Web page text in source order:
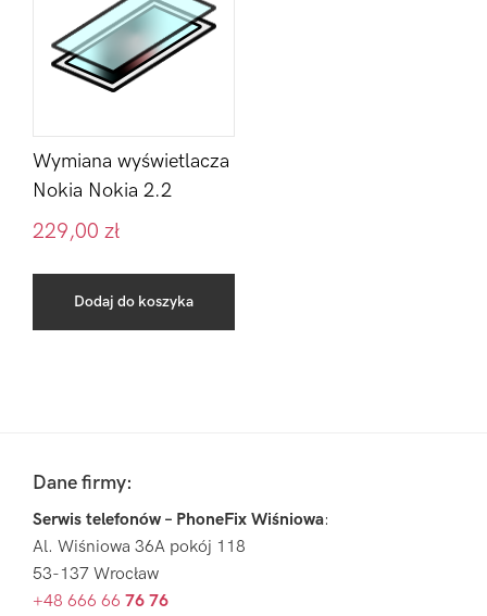
Wymiana wyświetlacza
Nokia Nokia 2.2
229,00 zł
Dodaj do koszyka
Sidebar
FooterDane firmy:
Serwis telefonów – PhoneFix Wiśniowa:
Al. Wiśniowa 36A pokój 118
53-137 Wrocław
+48 666 66 76 76